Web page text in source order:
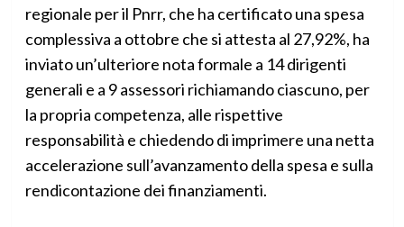
regionale per il Pnrr, che ha certificato una spesa
complessiva a ottobre che si attesta al 27,92%, ha
inviato un’ulteriore nota formale a 14 dirigenti
generali e a 9 assessori richiamando ciascuno, per
la propria competenza, alle rispettive
responsabilità e chiedendo di imprimere una netta
accelerazione sull’avanzamento della spesa e sulla
rendicontazione dei finanziamenti.